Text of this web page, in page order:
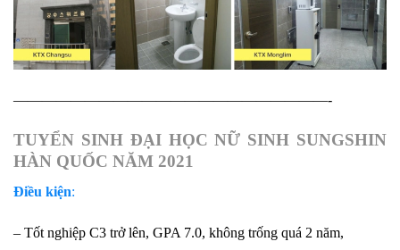
——————————————————————-
TUYỂN SINH ĐẠI HỌC NỮ SINH SUNGSHIN
HÀN QUỐC NĂM 2021
Điều kiện:
– Tốt nghiệp C3 trở lên, GPA 7.0, không trống quá 2 năm,